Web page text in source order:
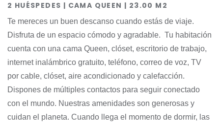
2 HUÉSPEDES | CAMA QUEEN | 23.00 M2
Te mereces un buen descanso cuando estás de viaje.
Disfruta de un espacio cómodo y agradable. Tu habitación
cuenta con una cama Queen, clóset, escritorio de trabajo,
internet inalámbrico gratuito, teléfono, correo de voz, TV
por cable, clóset, aire acondicionado y calefacción.
Dispones de múltiples contactos para seguir conectado
con el mundo. Nuestras amenidades son generosas y
cuidan el planeta. Cuando llega el momento de dormir, las